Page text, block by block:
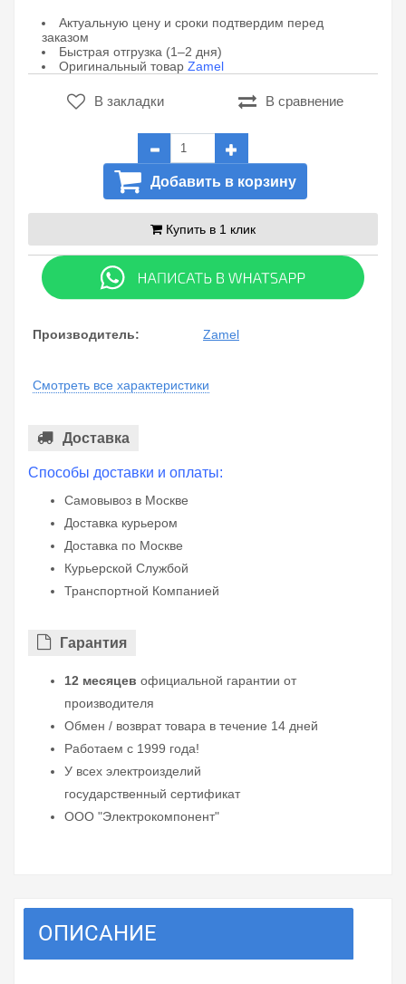
Актуальную цену и сроки подтвердим перед
заказом
Быстрая отгрузка (1–2 дня)
Оригинальный товар Zamel
В закладки В сравнение
Добавить в корзину
Купить в 1 клик
Производитель: Zamel
Смотреть все характеристики
Доставка
Способы доставки и оплаты:
Самовывоз в Москве
Доставка курьером
Доставка по Москве
Курьерской Службой
Транспортной Компанией
Гарантия
12 месяцев официальной гарантии от
производителя
Обмен / возврат товара в течение 14 дней
Работаем с 1999 года!
У всех электроизделий
государственный сертификат
ООО "Электрокомпонент"
ОПИСАНИЕ